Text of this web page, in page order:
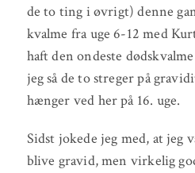
de to ting i øvrigt) denne
kvalme fra uge 6-12 med
haft den ondeste
jeg så de to streger på
hænger ved her på 16. uge.
Sidst jokede jeg med, at jeg
blive gravid, men virkelig